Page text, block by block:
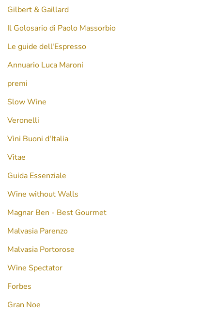
Gilbert & Gaillard
Il Golosario di Paolo Massorbio
Le guide dell'Espresso
Annuario Luca Maroni
premi
Slow Wine
Veronelli
Vini Buoni d'Italia
Vitae
Guida Essenziale
Wine without Walls
Magnar Ben - Best Gourmet
Malvasia Parenzo
Malvasia Portorose
Wine Spectator
Forbes
Gran Noe